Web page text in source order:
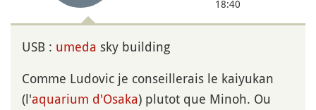
18:40
USB : umeda sky building
Comme Ludovic je conseillerais le kaiyukan
(l'aquarium d'Osaka) plutot que Minoh. Ou